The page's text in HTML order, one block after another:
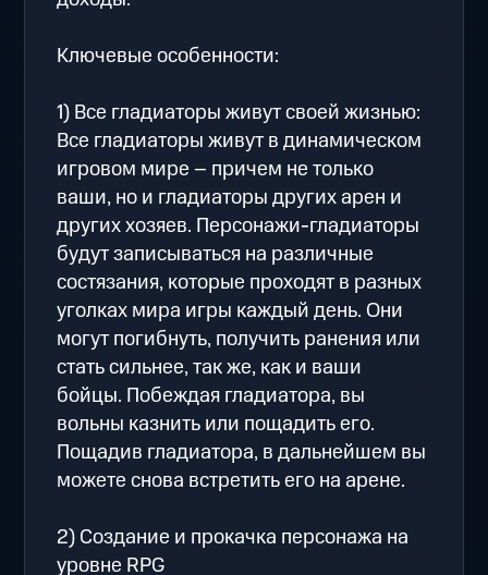
Ключевые особенности:
1) Все гладиаторы живут своей жизнью:
Все гладиаторы живут в динамическом
игровом мире – причем не только
ваши, но и гладиаторы других арен и
других хозяев. Персонажи-гладиаторы
будут записываться на различные
состязания, которые проходят в разных
уголках мира игры каждый день. Они
могут погибнуть, получить ранения или
стать сильнее, так же, как и ваши
бойцы. Побеждая гладиатора, вы
вольны казнить или пощадить его.
Пощадив гладиатора, в дальнейшем вы
можете снова встретить его на арене.
2) Создание и прокачка персонажа на
уровне RPG